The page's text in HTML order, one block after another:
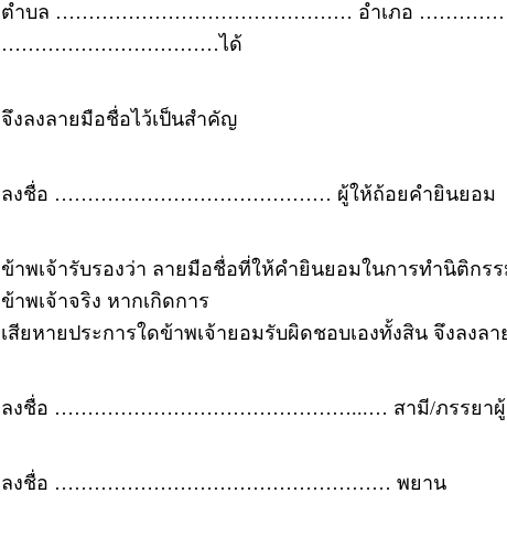
ตำบล ……………………………………… อำเภอ
……………………………ได้
จึงลงลายมือชื่อไว้เป็นสำคัญ
ลงชื่อ …………………………………… ผู้ให้ถ้อยคำยินยอม
ข้าพเจ้ารับรองว่า ลายมือชื่อที่ให้คำยินยอมในการทำนิติกร
ข้าพเจ้าจริง หากเกิดการ
เสียหายประการใดข้าพเจ้ายอมรับผิดชอบเองทั้งสิน จึงลงล
ลงชื่อ ………………………………………...… สามี/ภรรยาผู้รั
ลงชื่อ …………………………………………… พยาน